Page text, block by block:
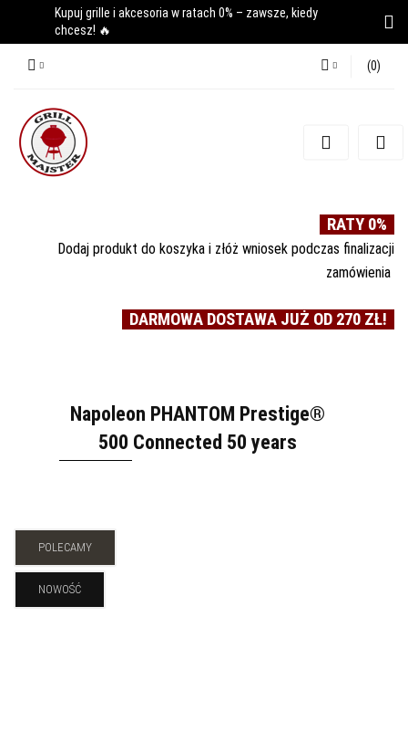
Kupuj grille i akcesoria w ratach 0% – zawsze, kiedy
chcesz! 🔥
Zarejestruj się
(0)
RATY 0%
Dodaj produkt do koszyka i złóż wniosek podczas finalizacji
zamówienia
DARMOWA DOSTAWA JUŻ OD 270 ZŁ!
Napoleon PHANTOM Prestige®
500 Connected 50 years
POLECAMY
NOWOŚĆ